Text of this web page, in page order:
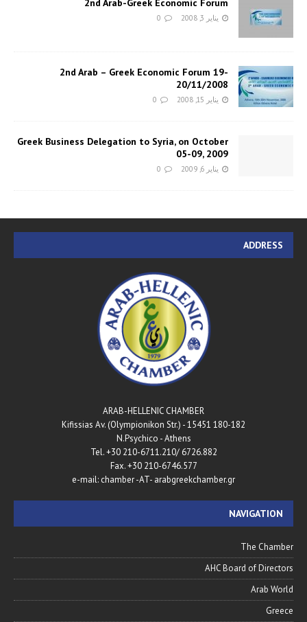
2nd Arab-Greek Economic Forum
يناير 3, 2008 0
2nd Arab – Greek Economic Forum 19-
20/11/2008
يناير 15, 2008 0
Greek Business Delegation to Syria, on October
05-09, 2009
يناير 6, 2009 0
ADDRESS
ARAB-HELLENIC CHAMBER
180-182 Kifissias Av. (Olympionikon Str.) - 15451
N.Psychico - Athens
Tel. +30 210-6711.210/ 6726.882
Fax. +30 210-6746.577
e-mail: chamber -AT- arabgreekchamber.gr
NAVIGATION
The Chamber
AHC Board of Directors
Arab World
Greece